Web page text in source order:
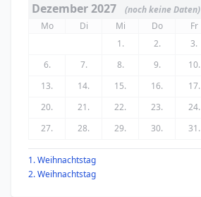
Dezember 2027
(noch keine Daten)
Mo
Di Mi Do Fr
1.
2. 3.
6.
7. 8. 9. 10.
13.
14. 15. 16. 17.
20.
21. 22. 23. 24.
27.
28. 29. 30. 31.
1. Weihnachtstag
2. Weihnachtstag